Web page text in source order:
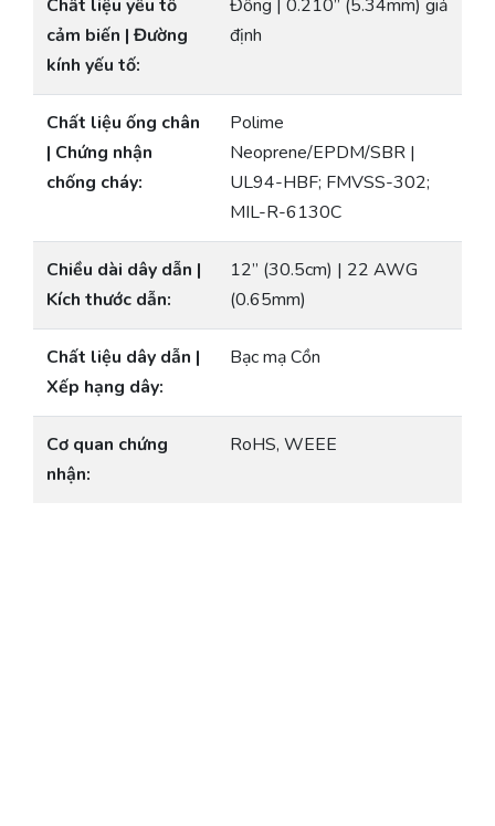
Chất liệu yếu tố
cảm biến | Đường
kính yếu tố:
Đồng | 0.210” (5.34mm) giả
định
Chất liệu ống chân
| Chứng nhận
chống cháy:
Polime
Neoprene/EPDM/SBR |
UL94-HBF; FMVSS-302;
MIL-R-6130C
Chiều dài dây dẫn |
Kích thước dẫn:
12” (30.5cm) | 22 AWG
(0.65mm)
Chất liệu dây dẫn |
Xếp hạng dây:
Bạc mạ Cồn
Cơ quan chứng
nhận:
RoHS, WEEE